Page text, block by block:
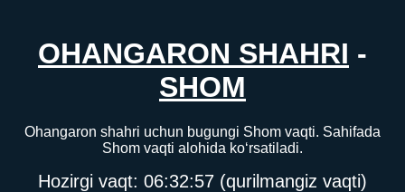
OHANGARON SHAHRI -
SHOM
Ohangaron shahri uchun bugungi Shom vaqti. Sahifada
Shom vaqti alohida ko‘rsatiladi.
Hozirgi vaqt: 06:32:57 (qurilmangiz vaqti)